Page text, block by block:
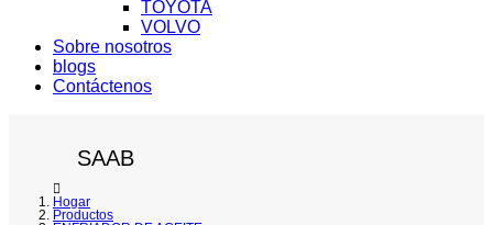
TOYOTA
VOLVO
Sobre nosotros
blogs
Contáctenos
SAAB
Hogar
Productos